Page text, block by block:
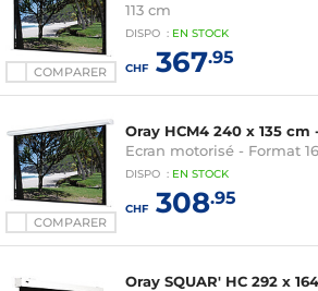
COMPARER
113 cm
DISPO : EN STOCK
CHF367.95
COMPARER
Oray HCM4 240 x 135
Ecran motorisé - Format
DISPO : EN STOCK
CHF308.95
Oray SQUAR' HC 292 x